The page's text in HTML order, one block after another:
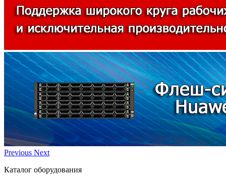
Previous Next
Каталог оборудования